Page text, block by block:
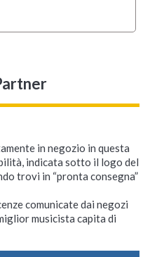
in negozio in questa
indicata sotto il logo del
trovi in “pronta consegna”
comunicate dai negozi
musicista capita di